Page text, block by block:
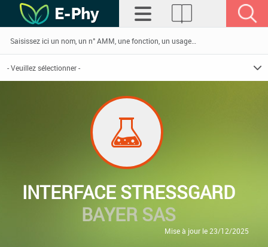
INTERFACE STRESSGARD
BAYER SAS
Mise à jour le 23/12/2025